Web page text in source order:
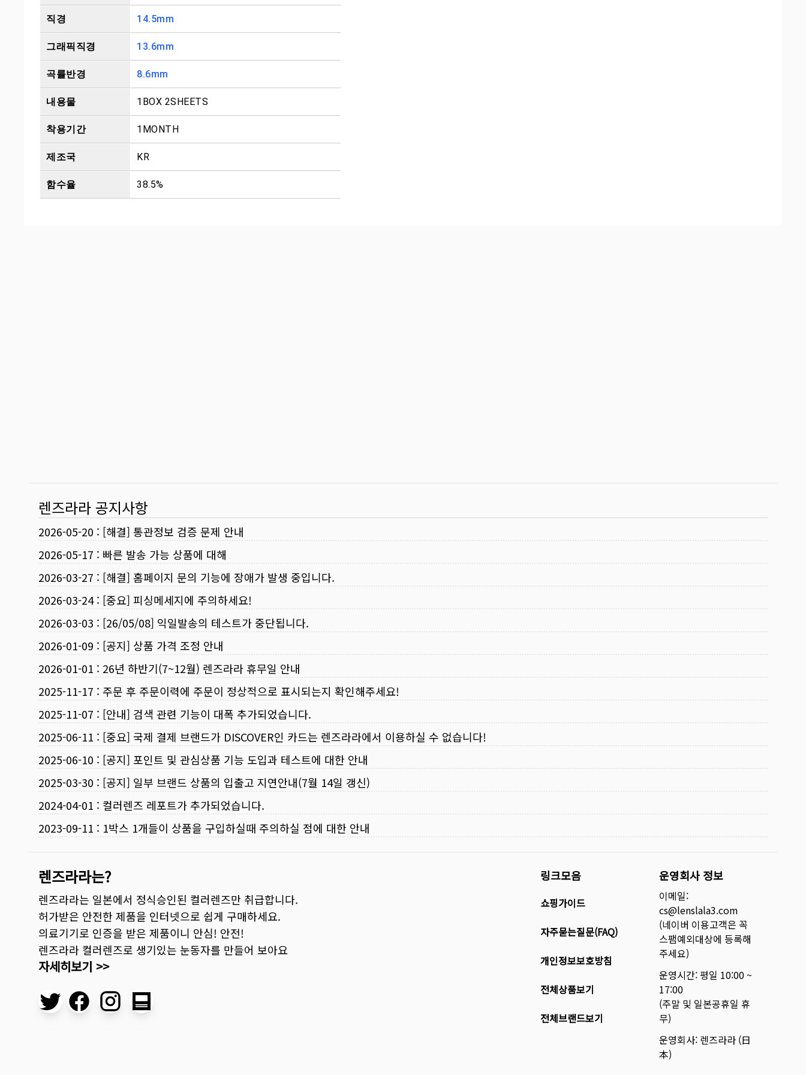
직경 14.5mm
그래픽직경 13.6mm
곡률반경 8.6mm
내용물 1BOX 2SHEETS
착용기간 1MONTH
제조국 KR
함수율 38.5%
렌즈라라 공지사항
2026-05-20 : [해결] 통관정보 검증 문제 안내
2026-05-17 : 빠른 발송 가능 상품에 대해
2026-03-27 : [해결] 홈페이지 문의 기능에 장애가 발생 중입니다.
2026-03-24: [중요] 피싱메세지에 주의하세요!
2026-03-03 : [26/05/08] 익일발송의 테스트가 중단됩니다.
2026-01-09 : [공지] 상품 가격 조정 안내
2026-01-01 : 26년 하반기(7~12월) 렌즈라라 휴무일 안내
2025-11-17 : 주문 후 주문이력에 주문이 정상적으로 표시되는지 확인해주세요!
2025-11-07 : [안내] 검색 관련 기능이 대폭 추가되었습니다.
2025-06-11 : [중요] 국제 결제 브랜드가 DISCOVER인 카드는 렌즈라라에서 이용하실 수 없습니다!
2025-06-10 : [공지] 포인트 및 관심상품 기능 도입과 테스트에 대한 안내
2025-03-30 : [공지] 일부 브랜드 상품의 입출고 지연안내(7월 14일 갱신)
2024-04-01 : 컬러렌즈 레포트가 추가되었습니다.
2023-09-11 : 1박스 1개들이 상품을 구입하실때 주의하실 점에 대한 안내
렌즈라라는?
렌즈라라는 일본에서 정식승인된 컬러렌즈만 취급합니다.
허가받은 안전한 제품을 인터넷으로 쉽게 구매하세요.
의료기기로 인증을 받은 제품이니 안심! 안전!
렌즈라라 컬러렌즈로 생기있는 눈동자를 만들어 보아요
자세히보기 >>
링크모음
쇼핑가이드
자주묻는질문(FAQ)
개인정보보호방침
전체상품보기
전체브랜드보기
운영회사 정보
이메일:
cs@lenslala3.com
(네이버 이용고객은 꼭
스팸예외대상에 등록해
주세요)
운영시간: 평일 10:00 ~
17:00
(주말 및 일본공휴일 휴
무)
운영회사: 렌즈라라 (日
本)